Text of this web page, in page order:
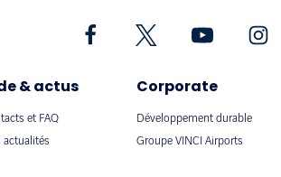
& actus
et FAQ
actualités
Corporate
Développement durable
Groupe VINCI Airports